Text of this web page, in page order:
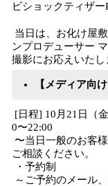
ビショックティザ
当日は、お化け屋
ンプロデューサー
撮影にお応えいたし
【メディア向
[日程] 10月21日（
0〜22:00
〜当日一般のお客
ご相談ください。
・予約制
～ご予約のメール